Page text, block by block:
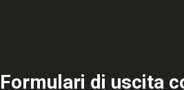
Formulari di uscita